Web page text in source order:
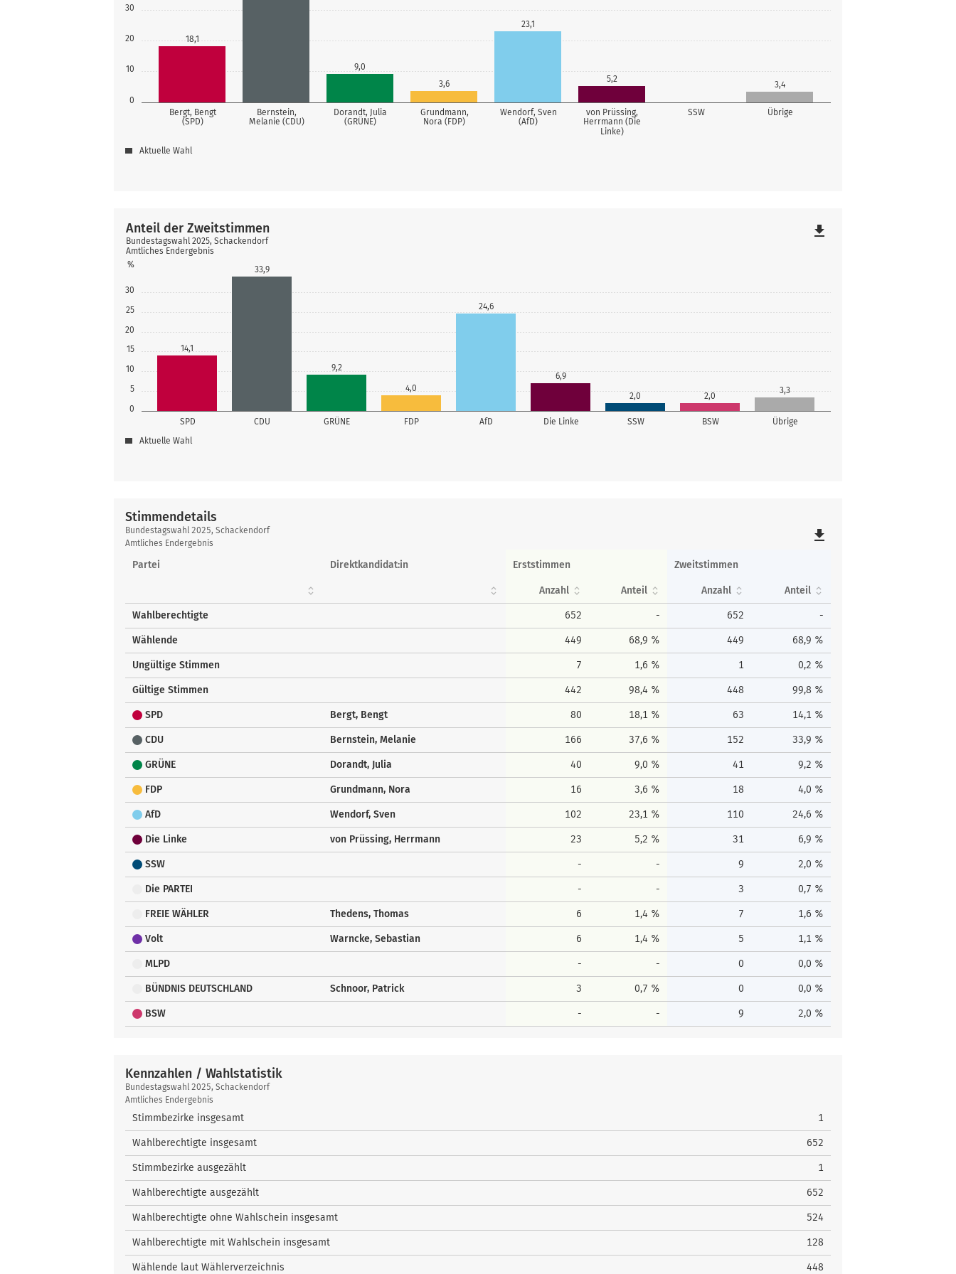
0
10
20
30
Bergt, Bengt
(SPD)
Bernstein,
Melanie (CDU)
Dorandt, Julia
(GRÜNE)
Grundmann,
Nora (FDP)
Wendorf, Sven
(AfD)
von Prüssing,
Herrmann (Die
Linke)
SSW Übrige
18,1
9,0
3,6
23,1
5,2
3,4
Aktuelle Wahl
0
5
10
15
20
25
30
%
SPD CDU GRÜNE FDP AfD Die Linke SSW BSW Übrige
14,1
33,9
9,2
4,0
24,6
6,9
2,0
2,0
3,3
Anteil der Zweitstimmen
Bundestagswahl 2025, Schackendorf
Amtliches Endergebnis
Aktuelle Wahl
file_download
Stimmendetails
Stimmendetails
Bundestagswahl 2025, Schackendorf
Amtliches Endergebnis
file_download
Partei Direktkandidat:in Erststimmen Zweitstimmen
Anzahl Anteil Anzahl Anteil
Wahlberechtigte 652 - 652 -
Wählende 449 68,9 % 449 68,9 %
Ungültige Stimmen 7 1,6 % 1 0,2 %
Gültige Stimmen 442 98,4 % 448 99,8 %
SPD Bergt, Bengt 80 18,1 % 63 14,1 %
CDU Bernstein, Melanie 166 37,6 % 152 33,9 %
GRÜNE Dorandt, Julia 40 9,0 % 41 9,2 %
FDP Grundmann, Nora 16 3,6 % 18 4,0 %
AfD Wendorf, Sven 102 23,1 % 110 24,6 %
Die Linke von Prüssing, Herrmann 23 5,2 % 31 6,9 %
SSW - - 9 2,0 %
Die PARTEI - - 3 0,7 %
FREIE WÄHLER Thedens, Thomas 6 1,4 % 7 1,6 %
Volt Warncke, Sebastian 6 1,4 % 5 1,1 %
MLPD - - 0 0,0 %
BÜNDNIS DEUTSCHLAND Schnoor, Patrick 3 0,7 % 0 0,0 %
BSW - - 9 2,0 %
Kennzahlen / Wahlstatistik
Kennzahlen
/
Wahlstatistik
Bundestagswahl 2025, Schackendorf
Amtliches Endergebnis
Stimmbezirke insgesamt 1
Wahlberechtigte insgesamt 652
Stimmbezirke ausgezählt 1
Wahlberechtigte ausgezählt 652
Wahlberechtigte ohne Wahlschein insgesamt 524
Wahlberechtigte mit Wahlschein insgesamt 128
Wählende laut Wählerverzeichnis 448